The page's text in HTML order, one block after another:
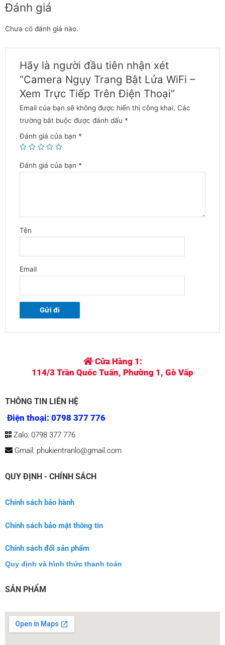
Đánh giá
Chưa có đánh giá nào.
Hãy là người đầu tiên nhận xét
“Camera Ngụy Trang Bật Lửa WiFi –
Xem Trực Tiếp Trên Điện Thoại”
Email của bạn sẽ không được hiển thị công khai. Các
trường bắt buộc được đánh dấu *
Đánh giá của bạn *
Đánh giá của bạn *
Tên
Email
Cửa Hàng 1:
114/3 Trần Quốc Tuấn, Phường 1, Gò Vấp
THÔNG TIN LIÊN HỆ
Điện thoại: 0798 377 776
Zalo: 0798 377 776
Gmail: phukientranlo@gmail.com
QUY ĐỊNH - CHÍNH SÁCH
Chính sách bảo hành
Chính sách bảo mật thông tin
Chính sách đổi sản phẩm
Quy định và hình thức thanh toán
SẢN PHẨM